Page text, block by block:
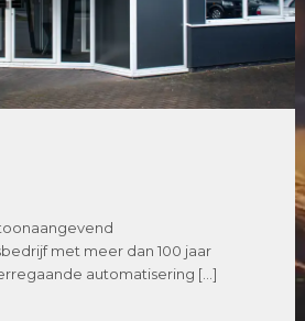
met meer dan 100 jaar
automatisering […]